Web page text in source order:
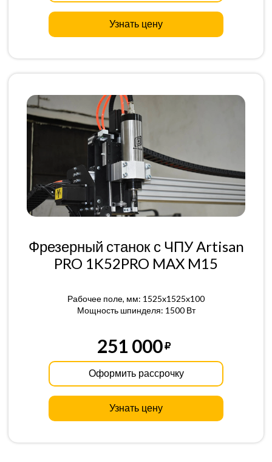
Узнать цену
Фрезерный станок с ЧПУ Artisan
PRO 1K52PRO MAX M15
Рабочее поле, мм: 1525x1525x100
Мощность шпинделя: 1500 Вт
251 000
Оформить рассрочку
Узнать цену